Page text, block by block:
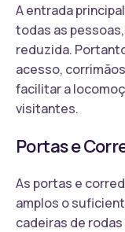
A entrada
todas as
reduzida.
acesso,
facilitar a
visitantes.
Portas e
As portas e
amplos o
cadeiras de